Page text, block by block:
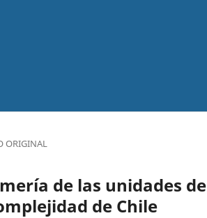
ORIGINAL
de las unidades de
de Chile